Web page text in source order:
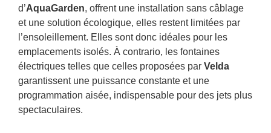
d’AquaGarden, offrent une installation sans câblage
et une solution écologique, elles restent limitées par
l’ensoleillement. Elles sont donc idéales pour les
emplacements isolés. À contrario, les fontaines
électriques telles que celles proposées par Velda
garantissent une puissance constante et une
programmation aisée, indispensable pour des jets plus
spectaculaires.